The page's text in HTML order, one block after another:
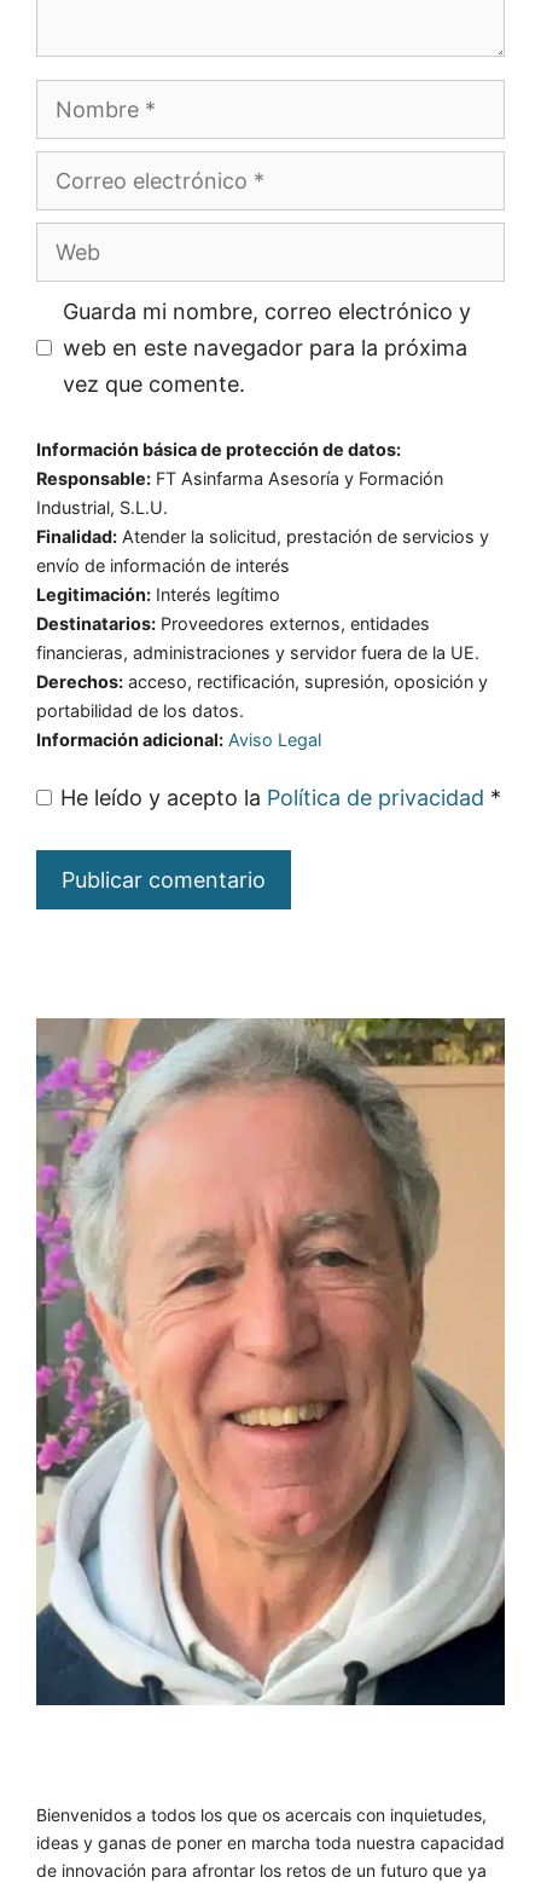
Nombre
Correo
electrónico
Web
Guarda mi nombre, correo electrónico y
web en este navegador para la próxima
vez que comente.
Información básica de protección de datos:
Responsable: FT Asinfarma Asesoría y Formación
Industrial, S.L.U.
Finalidad: Atender la solicitud, prestación de servicios y
envío de información de interés
Legitimación: Interés legítimo
Destinatarios: Proveedores externos, entidades
financieras, administraciones y servidor fuera de la UE.
Derechos: acceso, rectificación, supresión, oposición y
portabilidad de los datos.
Información adicional: Aviso Legal
He leído y acepto la Política de privacidad *
Bienvenidos a todos los que os acercais con inquietudes,
ideas y ganas de poner en marcha toda nuestra capacidad
de innovación para afrontar los retos de un futuro que ya